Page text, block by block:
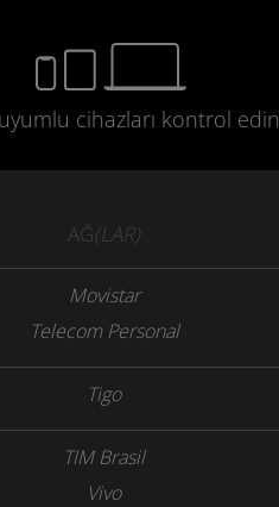
cihazları kontrol edin
AĞ(LAR)
Movistar
Telecom Personal
Tigo
TIM Brasil
Vivo